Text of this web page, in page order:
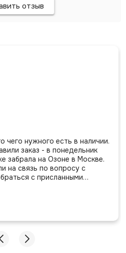
отзыв
чего нужного есть в наличии.
заказ - в понедельник
забрала на Озоне в Москве.
на связь по вопросу с
с присланными
приятно. Спасибо